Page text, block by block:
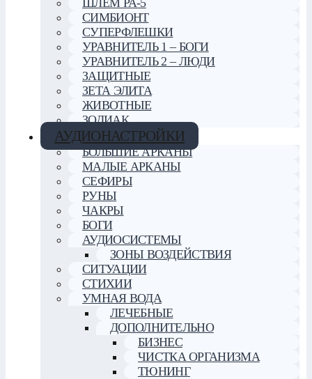
СИМБИОНТ
СУПЕРФЛЕШКИ
УРАВНИТЕЛЬ 1 – БОГИ
УРАВНИТЕЛЬ 2 – ЛЮДИ
ЗАЩИТНЫЕ
ЗЕТА ЭЛИТА
ЖИВОТНЫЕ
ЗОДИАК
АУДИОНАСТРОЙКИ
БОЛЬШИЕ АРКАНЫ
МАЛЫЕ АРКАНЫ
СЕФИРЫ
РУНЫ
ЧАКРЫ
БОГИ
АУДИОСИСТЕМЫ
ЗОНЫ ВОЗДЕЙСТВИЯ
СИТУАЦИИ
СТИХИИ
УМНАЯ ВОДА
ЛЕЧЕБНЫЕ
ДОПОЛНИТЕЛЬНО
БИЗНЕС
ЧИСТКА ОРГАНИЗМА
ТЮНИНГ